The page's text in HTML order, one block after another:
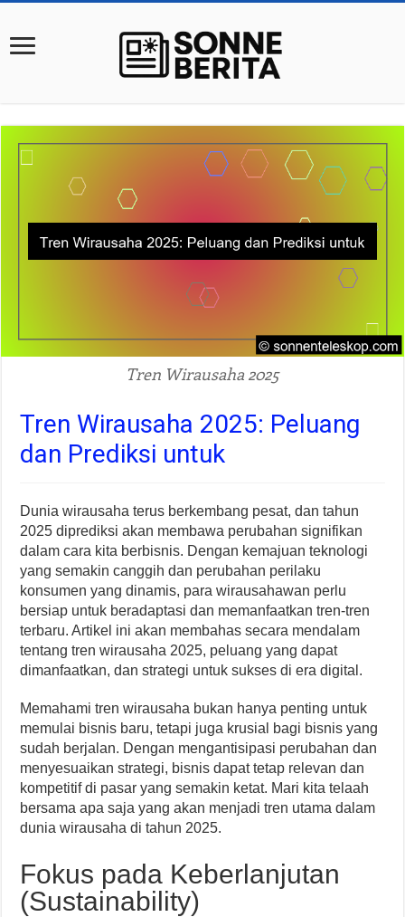
Tren Wirausaha 2025
Tren Wirausaha 2025: Peluang
dan Prediksi untuk
Dunia wirausaha terus berkembang pesat, dan tahun
2025 diprediksi akan membawa perubahan signifikan
dalam cara kita berbisnis. Dengan kemajuan teknologi
yang semakin canggih dan perubahan perilaku
konsumen yang dinamis, para wirausahawan perlu
bersiap untuk beradaptasi dan memanfaatkan tren-tren
terbaru. Artikel ini akan membahas secara mendalam
tentang tren wirausaha 2025, peluang yang dapat
dimanfaatkan, dan strategi untuk sukses di era digital.
Memahami tren wirausaha bukan hanya penting untuk
memulai bisnis baru, tetapi juga krusial bagi bisnis yang
sudah berjalan. Dengan mengantisipasi perubahan dan
menyesuaikan strategi, bisnis dapat tetap relevan dan
kompetitif di pasar yang semakin ketat. Mari kita telaah
bersama apa saja yang akan menjadi tren utama dalam
dunia wirausaha di tahun 2025.
Fokus pada Keberlanjutan
(Sustainability)